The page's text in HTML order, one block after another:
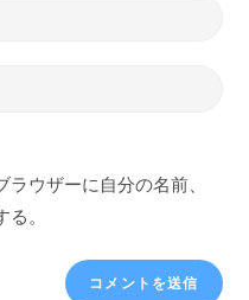
ウザーに自分の名前、
。